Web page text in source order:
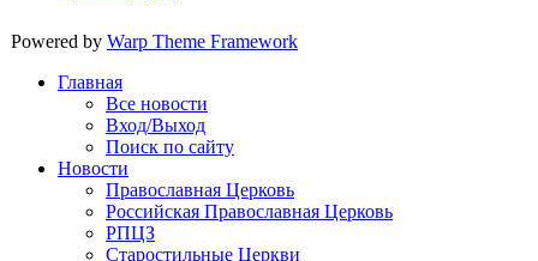
Powered by Warp Theme Framework
Главная
Все новости
Вход/Выход
Поиск по сайту
Новости
Православная Церковь
Российская Православная Церковь
РПЦЗ
Старостильные Церкви